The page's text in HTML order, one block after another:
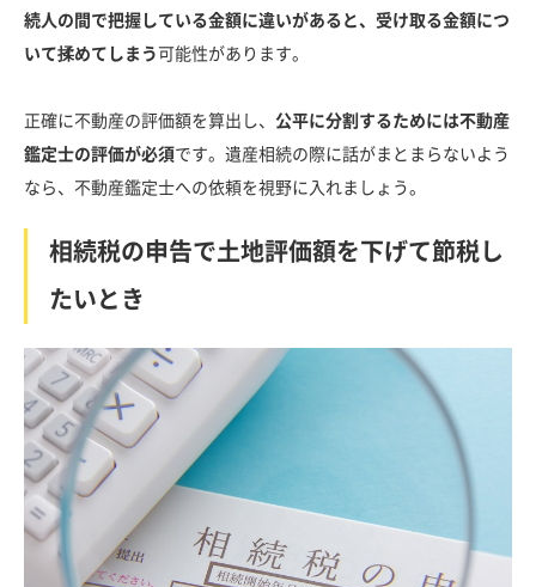
続人の間で把握している金額に違いがあると、受け取る金額につ
いて揉めてしまう可能性があります。
正確に不動産の評価額を算出し、 公平に分割するためには不動産
鑑定士の評価が必須です。遺産相続の際に話がまとまらないよう
なら、不動産鑑定士への依頼を視野に入れましょう。
相続税の申告で土地評価額を下げて節税し
たいとき